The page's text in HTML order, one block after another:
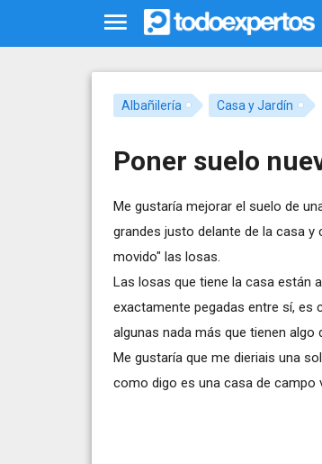
Albañilería Casa y Jardín
Poner suelo
Me gustaría mejorar el suelo de
grandes justo delante de la casa
movido" las losas.
Las losas que tiene la casa están
exactamente pegadas entre sí, es
algunas nada más que tienen algo
Me gustaría que me dieriais una
como digo es una casa de